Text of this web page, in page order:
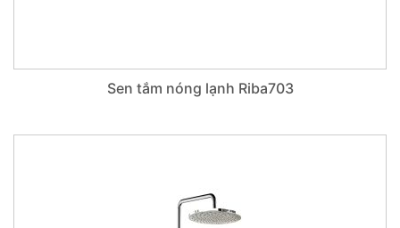
Sen tắm nóng lạnh Riba703